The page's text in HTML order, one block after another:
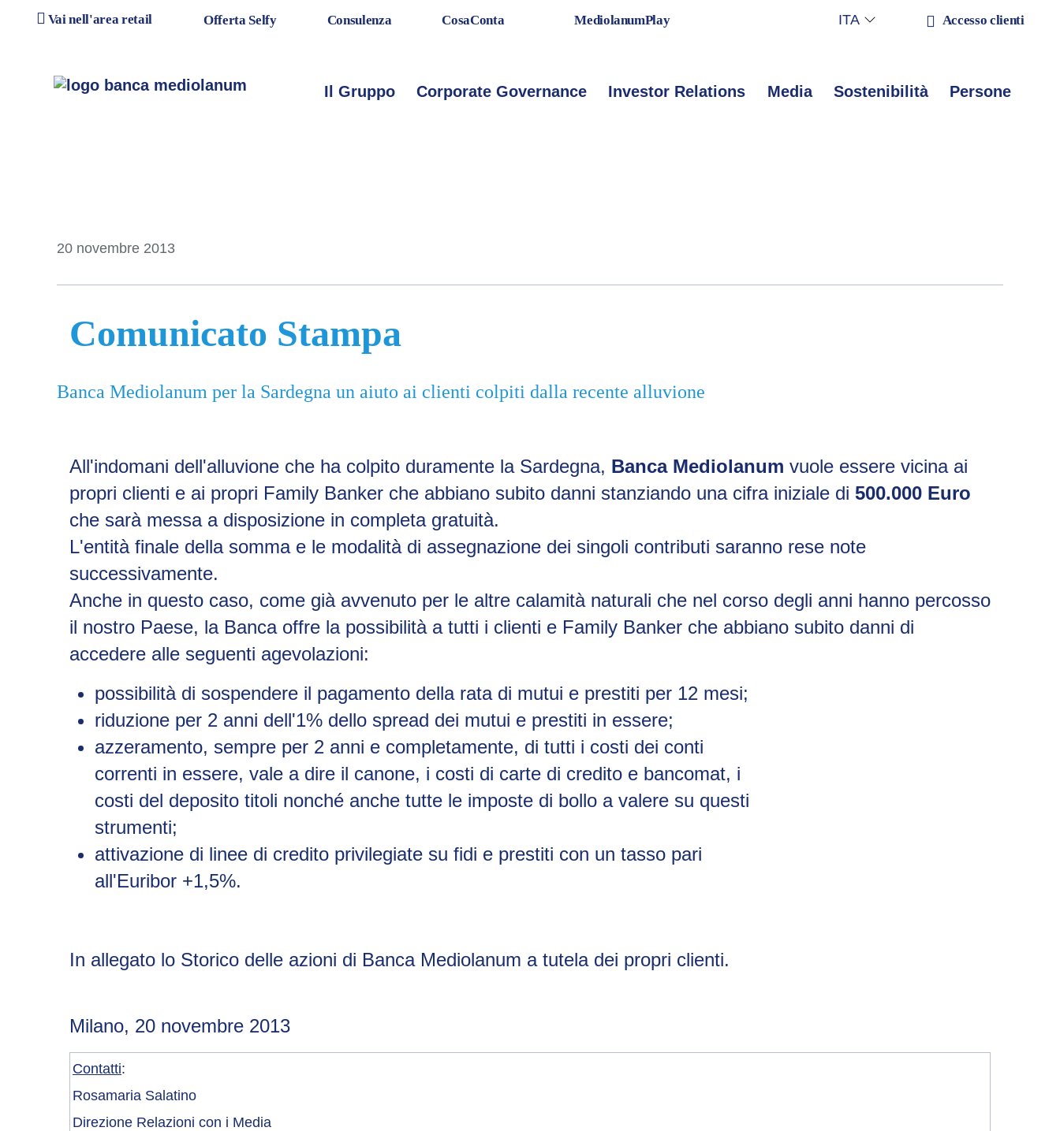
Vai nell'area retail Offerta Selfy Consulenza CosaConta MediolanumPlay ITA Accesso clienti
Il Gruppo Corporate Governance Investor Relations Media Sostenibilità Persone
20 novembre 2013
Comunicato Stampa
Banca Mediolanum per la Sardegna un aiuto ai clienti colpiti dalla recente alluvione
All'indomani dell'alluvione che ha colpito duramente la Sardegna, Banca Mediolanum vuole essere vicina ai
propri clienti e ai propri Family Banker che abbiano subito danni stanziando una cifra iniziale di 500.000 Euro
che sarà messa a disposizione in completa gratuità.
L'entità finale della somma e le modalità di assegnazione dei singoli contributi saranno rese note
successivamente.
Anche in questo caso, come già avvenuto per le altre calamità naturali che nel corso degli anni hanno percosso
il nostro Paese, la Banca offre la possibilità a tutti i clienti e Family Banker che abbiano subito danni di
accedere alle seguenti agevolazioni:
possibilità di sospendere il pagamento della rata di mutui e prestiti per 12 mesi;
riduzione per 2 anni dell'1% dello spread dei mutui e prestiti in essere;
azzeramento, sempre per 2 anni e completamente, di tutti i costi dei conti
correnti in essere, vale a dire il canone, i costi di carte di credito e bancomat, i
costi del deposito titoli nonché anche tutte le imposte di bollo a valere su questi
strumenti;
attivazione di linee di credito privilegiate su fidi e prestiti con un tasso pari
all'Euribor +1,5%.
In allegato lo Storico delle azioni di Banca Mediolanum a tutela dei propri clienti.
Milano, 20 novembre 2013
Contatti:
Rosamaria Salatino
Direzione Relazioni con i Media